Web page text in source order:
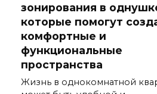
зонирования в
которые помогут
комфортные и
функциональные
пространства
Жизнь в однокомнатной